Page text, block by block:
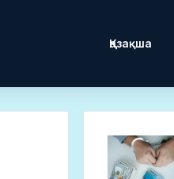
Қазақша